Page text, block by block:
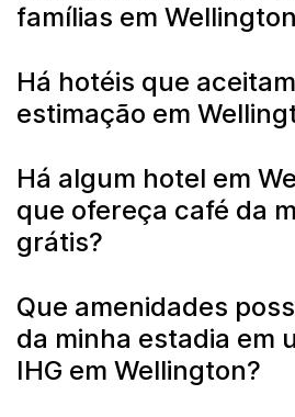
famílias em
Há hotéis que
estimação em
Há algum hotel em
que ofereça café da
grátis?
Que amenidades
da minha estadia em
IHG em Wellington?